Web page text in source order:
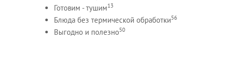
Готовим - тушим13
Блюда без термической обработки56
Выгодно и полезно50